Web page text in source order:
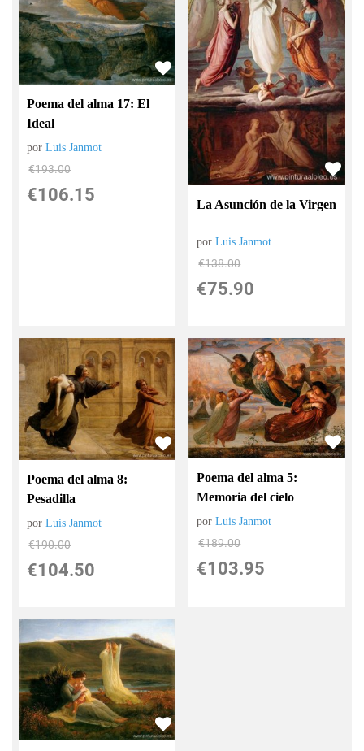
Poema del alma 17: El
Ideal
porLuis Janmot
€193.00
€106.15 La Asunción de la Virgen
porLuis Janmot
€138.00
€75.90
Poema del alma 8:
Pesadilla
porLuis Janmot
€190.00
€104.50
Poema del alma 5:
Memoria del cielo
porLuis Janmot
€189.00
€103.95